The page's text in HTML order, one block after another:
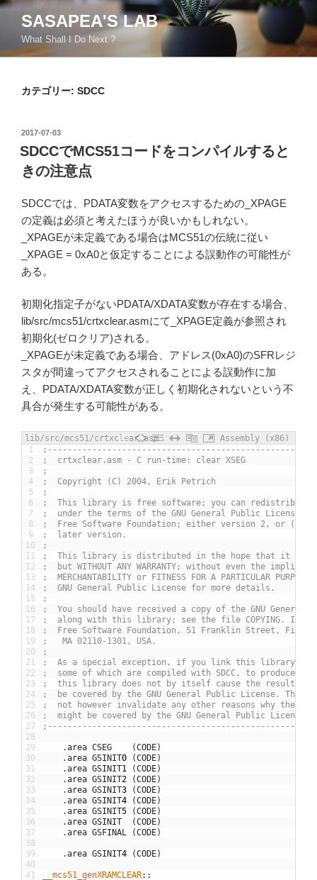
コ
ン
SASAPEA'S LAB
What Shall I Do Next ?
カテゴリー: SDCC
投
稿
日:
2017-07-03
SDCCでMCS51コードをコンパイルすると
きの注意点
SDCCでは、PDATA変数をアクセスするための_XPAGE
の定義は必須と考えたほうが良いかもしれない。
_XPAGEが未定義である場合はMCS51の伝統に従い
_XPAGE = 0xA0と仮定することによる誤動作の可能性が
ある。
初期化指定子がないPDATA/XDATA変数が存在する場合、
lib/src/mcs51/crtxclear.asmにて_XPAGE定義が参照され
初期化(ゼロクリア)される。
_XPAGEが未定義である場合、アドレス(0xA0)のSFRレジ
スタが間違ってアクセスされることによる誤動作に加
え、PDATA/XDATA変数が正しく初期化されないという不
具合が発生する可能性がある。
lib/src/mcs51/crtxclear.asm
Assembly (x86)
1
2
3
4
5
6
7
8
9
10
11
12
13
14
15
16
17
18
19
20
21
22
23
24
25
26
27
28
29
30
31
32
33
34
35
36
37
38
39
40
41
;  crtxclear.asm - C run-time: clear XSEG
;
;  Copyright (C) 2004, Erik Petrich
;
;  This library is free software; you can
;  under the terms of the GNU General Public License
;  Free Software Foundation; either version 2, or (at
;  later version.
;
;  This library is distributed in the hope that it will
;  but WITHOUT ANY WARRANTY; without even the implied
;  MERCHANTABILITY or FITNESS FOR A PARTICULAR
;  GNU General Public License for more details.
;
;  You should have received a copy of the GNU General
;  along with this library; see the file COPYING. If
;  Free Software Foundation, 51 Franklin Street, Fifth
;   MA 02110-1301, USA.
;
;  As a special exception, if you link this library
;  some of which are compiled with SDCC, to produce an
;  this library does not by itself cause the resulting
;  be covered by the GNU General Public License. This
;  not however invalidate any other reasons why the
;  might be covered by the GNU General Public License.
.area CSEG (CODE)
.area GSINIT0 (CODE)
.area GSINIT1 (CODE)
.area GSINIT2 (CODE)
.area GSINIT3 (CODE)
.area GSINIT4 (CODE)
.area GSINIT5 (CODE)
.area GSINIT (CODE)
.area GSFINAL (CODE)
.area GSINIT4 (CODE)
__mcs51_genXRAMCLEAR::